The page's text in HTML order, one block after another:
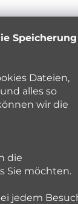
Speicherung
Dateien,
alles so
wir die
die
Sie möchten.
jedem
es in
lindern die
erledigen.
sitzt. Bring